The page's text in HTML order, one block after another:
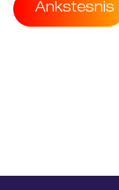
Ankstesnis